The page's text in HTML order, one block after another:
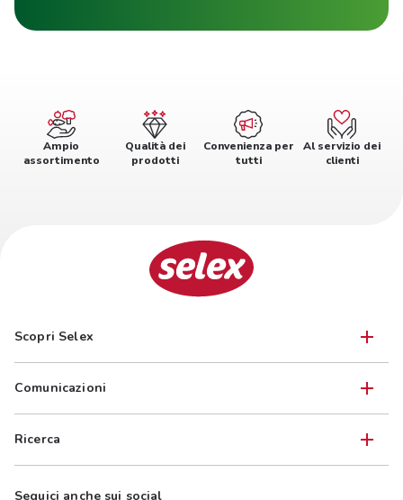
Ampio
assortimento
Qualità dei
prodotti
Convenienza per
tutti
Al servizio dei
clienti
Scopri Selex
Comunicazioni
Ricerca
Seguici anche sui social